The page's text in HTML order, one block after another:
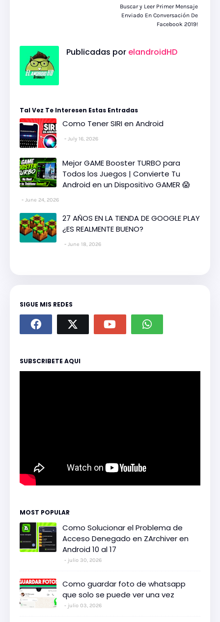
Buscar y Leer Primer Mensaje
Enviado En Conversación De
Facebook 2019!
Publicadas por elandroidHD
Tal Vez Te Interesen Estas Entradas
Como Tener SIRI en Android
July 16, 2026
Mejor GAME Booster TURBO para
Todos los Juegos | Convierte Tu
Android en un Dispositivo GAMER 😱
June 24, 2026
27 AÑOS EN LA TIENDA DE GOOGLE PLAY
¿ES REALMENTE BUENO?
June 18, 2026
SIGUE MIS REDES
SUBSCRIBETE AQUI
MOST POPULAR
Como Solucionar el Problema de
Acceso Denegado en ZArchiver en
Android 10 al 17
julio 30, 2026
Como guardar foto de whatsapp
que solo se puede ver una vez
julio 03, 2026